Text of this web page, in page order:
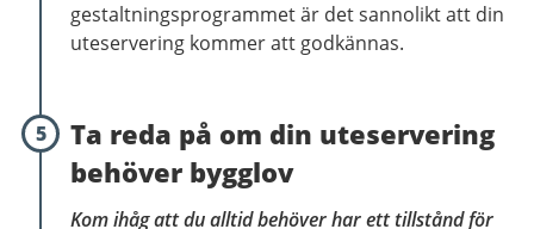
gestaltningsprogrammet är det sannolikt att din
uteservering kommer att godkännas.
5
Ta reda på om din uteservering
behöver bygglov
Kom ihåg att du alltid behöver har ett tillstånd för